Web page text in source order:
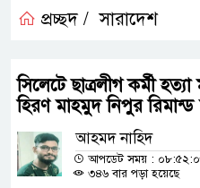
প্রচ্ছদ / সারাদেশ
সিলেটে ছাত্রলীগ কর্মী
হিরণ মাহমুদ নিপুর রিমান্ড
আহমদ নাহিদ
আপডেট সময় : ০৮:৫২:০৬
৩৪৬ বার পড়া হয়েছে